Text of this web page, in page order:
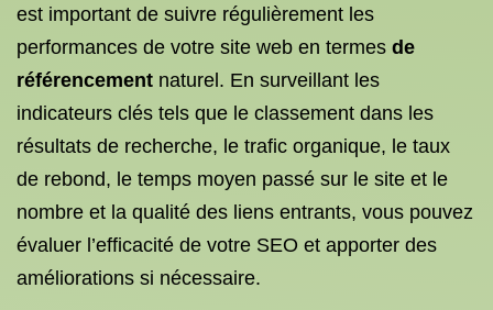
est important de suivre régulièrement les
performances de votre site web en termes de
référencement naturel. En surveillant les
indicateurs clés tels que le classement dans les
résultats de recherche, le trafic organique, le taux
de rebond, le temps moyen passé sur le site et le
nombre et la qualité des liens entrants, vous pouvez
évaluer l’efficacité de votre SEO et apporter des
améliorations si nécessaire.